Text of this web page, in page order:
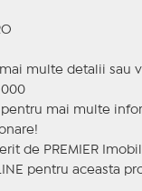
multe detalii sau
000
mai multe
de PREMIER
pentru aceasta